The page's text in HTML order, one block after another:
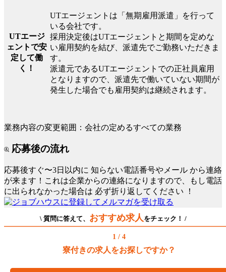
UTエージ
ェントで安
定して働
く！
UTエージェントは「無期雇用派遣」を行って
いる会社です。
採用決定後はUTエージェントと期間を定めな
い雇用契約を結び、派遣先でご勤務いただきま
す。
派遣元であるUTエージェントでの正社員雇用
となりますので、派遣先で働いていない期間が
発生した場合でも雇用契約は継続されます。
業務内容の変更範囲：会社の定めるすべての業務
応募後の流れ
応募後すぐ〜3日以内に 知らない電話番号やメール から連絡
が来ます！これは企業からの連絡になりますので、もし電話
に出られなかった場合は 必ず折り返してください ！
\ 質問に答えて、 おすすめ求人をチェック！ /
1 / 4
寮付きの求人をお探しですか？